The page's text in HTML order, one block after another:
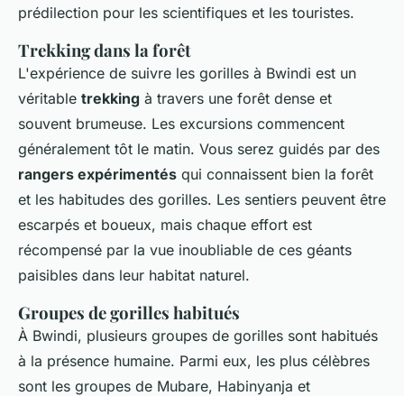
prédilection pour les scientifiques et les touristes.
Trekking dans la forêt
L'expérience de suivre les gorilles à Bwindi est un
véritable trekking à travers une forêt dense et
souvent brumeuse. Les excursions commencent
généralement tôt le matin. Vous serez guidés par des
rangers expérimentés qui connaissent bien la forêt
et les habitudes des gorilles. Les sentiers peuvent être
escarpés et boueux, mais chaque effort est
récompensé par la vue inoubliable de ces géants
paisibles dans leur habitat naturel.
Groupes de gorilles habitués
À Bwindi, plusieurs groupes de gorilles sont habitués
à la présence humaine. Parmi eux, les plus célèbres
sont les groupes de Mubare, Habinyanja et